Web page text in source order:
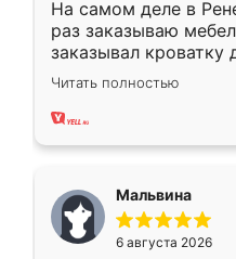
На самом деле в
раз заказываю
заказывал кроватку
ребёнка при его
заказал шкаф-купе.
хорошее сборка
меньше, здесь же он
Мне нравится ,если
мебели буду
Читать полностью
Мальвина
6 августа 2026